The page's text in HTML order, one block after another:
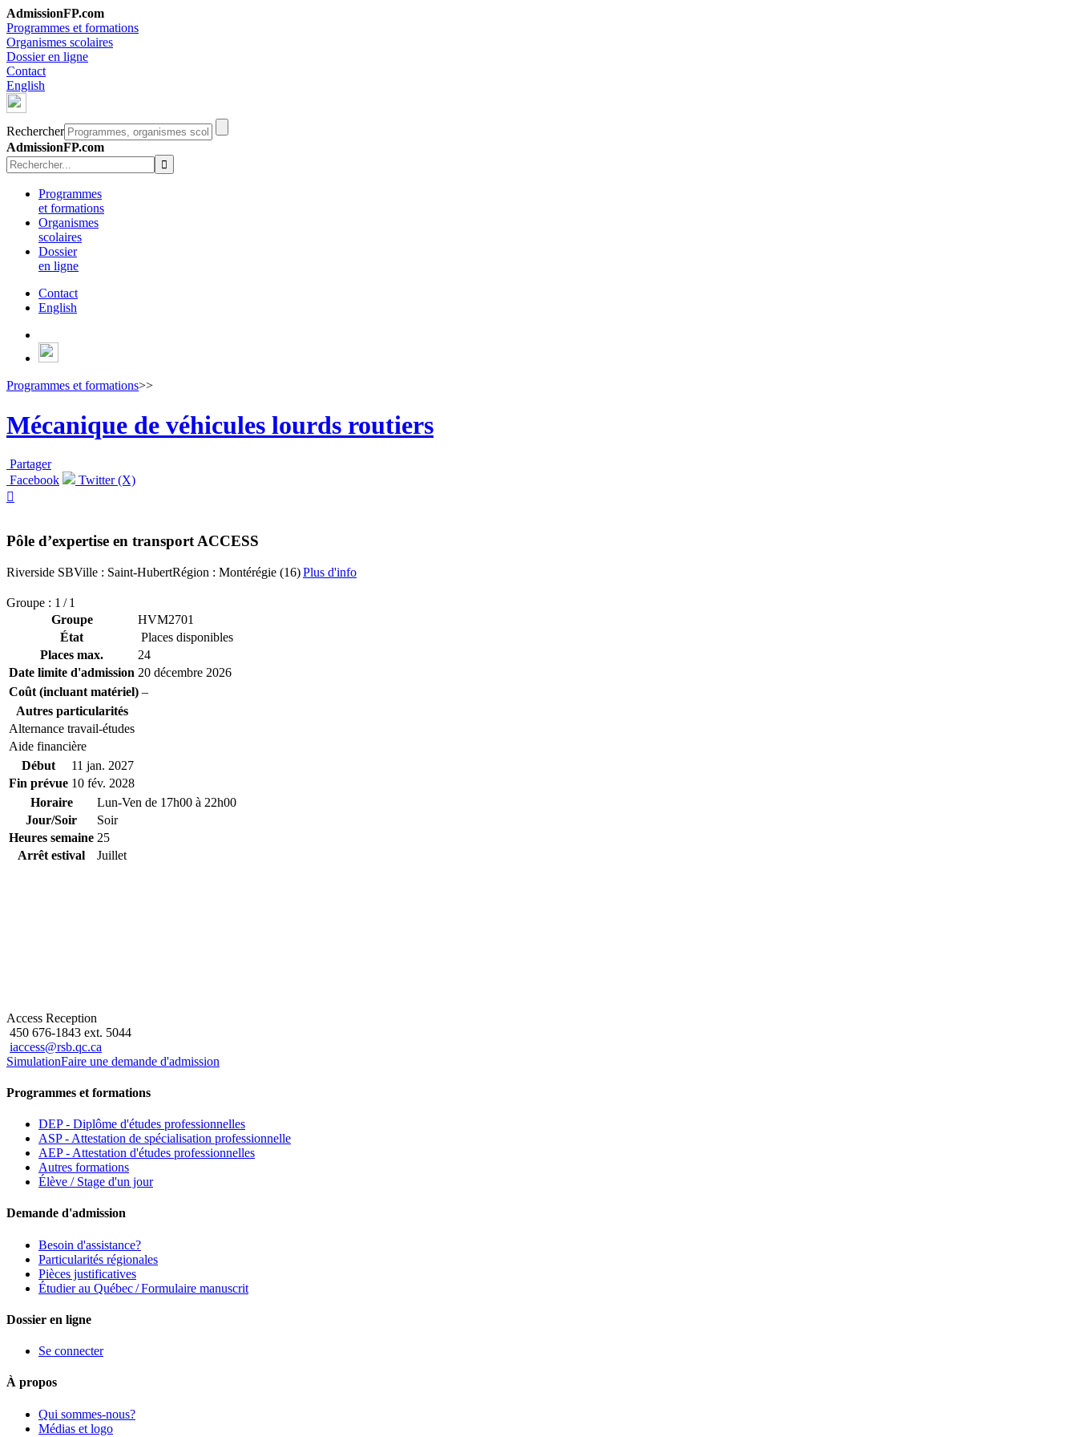
AdmissionFP.com
Programmes et formations
Organismes scolaires
Dossier en ligne
Contact
English
Rechercher
AdmissionFP.com
Programmes
et formations
Organismes
scolaires
Dossier
en ligne
Contact
English
Programmes et formations>>
Mécanique de véhicules lourds routiers
Partager
Facebook
Twitter (X)

Pôle d’expertise en transport ACCESS
Riverside SBVille : Saint-HubertRégion : Montérégie (16)Plus d'info
Groupe : 1 / 1
Groupe
HVM2701
État
Places disponibles
Places max.
24
Date limite d'admission 20 décembre 2026
Coût (incluant matériel) –
Autres particularités
Alternance travail-études
Aide financière
Début
11 jan. 2027
Fin prévue 10 fév. 2028
Horaire
Lun-Ven de 17h00 à 22h00
Jour/Soir
Soir
Heures semaine 25
Arrêt estival
Juillet
Access Reception
450 676-1843 ext. 5044
iaccess@rsb.qc.ca
SimulationFaire une demande d'admission
Programmes et formations
DEP - Diplôme d'études professionnelles
ASP - Attestation de spécialisation professionnelle
AEP - Attestation d'études professionnelles
Autres formations
Élève / Stage d'un jour
Demande d'admission
Besoin d'assistance?
Particularités régionales
Pièces justificatives
Étudier au Québec / Formulaire manuscrit
Dossier en ligne
Se connecter
À propos
Qui sommes-nous?
Médias et logo